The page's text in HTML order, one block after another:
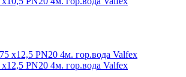
PN20 4м. гор.вода Valfex